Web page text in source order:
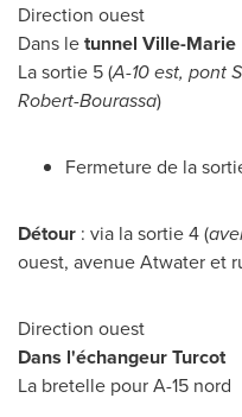
Direction ouest
Dans letunnel Ville-Marie
La sortie 5 (A-10 est, pont
Robert-Bourassa)
Fermeture de la
Détour : via la sortie 4 (
ouest, avenueAtwateret
Direction ouest
Dans l'échangeur Turcot
La bretelle pour A-15 nord